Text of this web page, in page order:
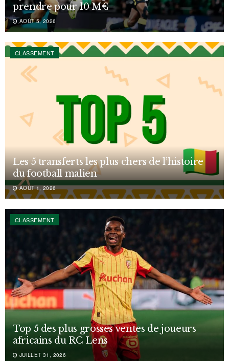
prendre pour 10 M€
AOÛT 5, 2026
CLASSEMENT
Les 5 transferts les plus chers de l’histoire
du football malien
AOÛT 1, 2026
CLASSEMENT
Top 5 des plus grosses ventes de joueurs
africains du RC Lens
JUILLET 31, 2026